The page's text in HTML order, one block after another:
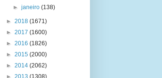
►janeiro(138)
► 2018 (1671)
► 2017 (1600)
► 2016 (1826)
► 2015 (2000)
► 2014 (2062)
► 2013 (1308)